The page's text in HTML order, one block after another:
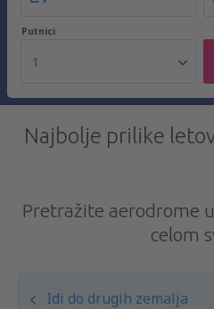
Putnici
1
Najbolje prilike
Pretražite aerodrome
celom
Idi do drugih zemalja